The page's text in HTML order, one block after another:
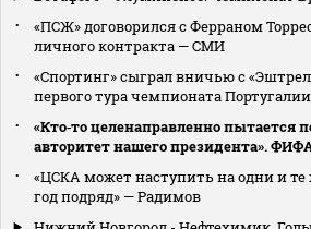
«ПСЖ» договорился с Ферраном
личного контракта — СМИ
«Спортинг» сыграл вничью с
первого тура чемпионата Португалии
«Кто‑то целенаправленно пытается
авторитет нашего президента».
«ЦСКА может наступить на одни и те
год подряд» — Радимов